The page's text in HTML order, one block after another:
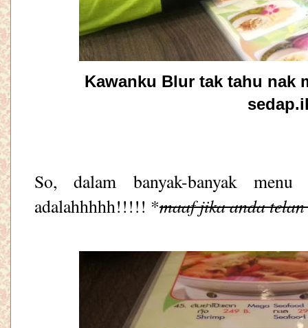
Kawanku Blur tak tahu nak
So, dalam banyak-banyak
adalahhhhh!!!!! *maaf jika anda